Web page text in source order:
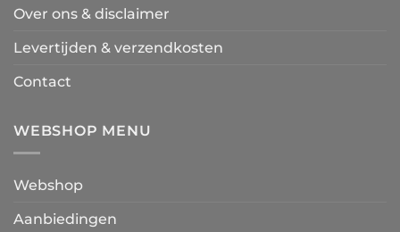
Over ons & disclaimer
Levertijden & verzendkosten
Contact
WEBSHOP MENU
Webshop
Aanbiedingen